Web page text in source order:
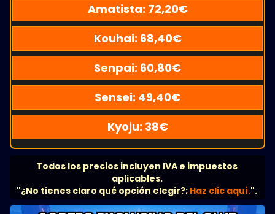
Amatista: 72,20€
Kouhai: 68,40€
Senpai: 60,80€
Sensei: 49,40€
Kyoju: 38€
Todos los precios incluyen IVA e impuestos
aplicables.
"¿No tienes claro qué opción elegir?; Haz clic aquí.".